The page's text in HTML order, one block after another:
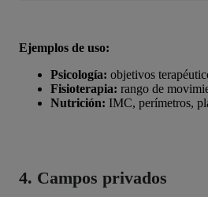
Ejemplos de uso:
Psicología: objetivos
Fisioterapia: rango de
Nutrición: IMC, perímetros,
4. Campos privados